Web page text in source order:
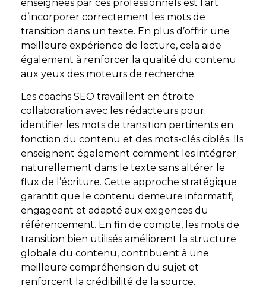
enseignées par ces professionnels est l’art
d’incorporer correctement les mots de
transition dans un texte. En plus d’offrir une
meilleure expérience de lecture, cela aide
également à renforcer la qualité du contenu
aux yeux des moteurs de recherche.
Les coachs SEO travaillent en étroite
collaboration avec les rédacteurs pour
identifier les mots de transition pertinents en
fonction du contenu et des mots-clés ciblés. Ils
enseignent également comment les intégrer
naturellement dans le texte sans altérer le
flux de l’écriture. Cette approche stratégique
garantit que le contenu demeure informatif,
engageant et adapté aux exigences du
référencement. En fin de compte, les mots de
transition bien utilisés améliorent la structure
globale du contenu, contribuent à une
meilleure compréhension du sujet et
renforcent la crédibilité de la source.